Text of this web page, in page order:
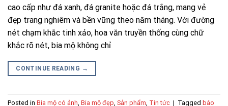
cao cấp như đá xanh, đá granite hoặc đá trắng, mang vẻ
đẹp trang nghiêm và bền vững theo năm tháng. Với đường
nét chạm khắc tinh xảo, hoa văn truyền thống cùng chữ
khắc rõ nét, bia mộ không chỉ
CONTINUE READING →
Posted in Bia mộ có ảnh Bia mộ đẹp Sản phẩm Tin tức | Tagged báo